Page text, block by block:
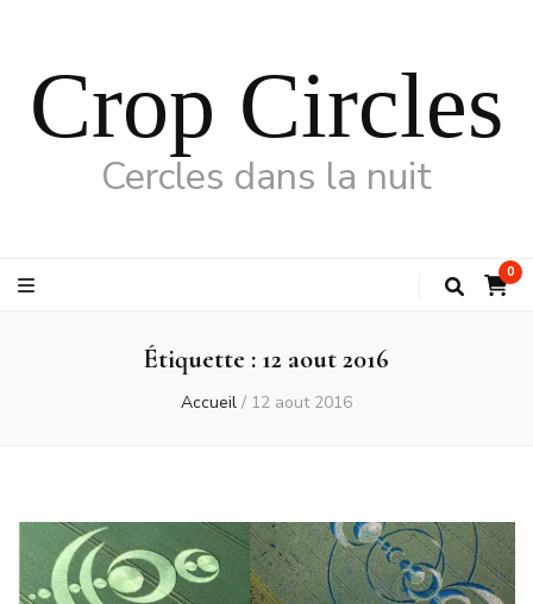
Crop Circles
Cercles dans la nuit
0
Étiquette : 12 aout 2016
Accueil / 12 aout 2016